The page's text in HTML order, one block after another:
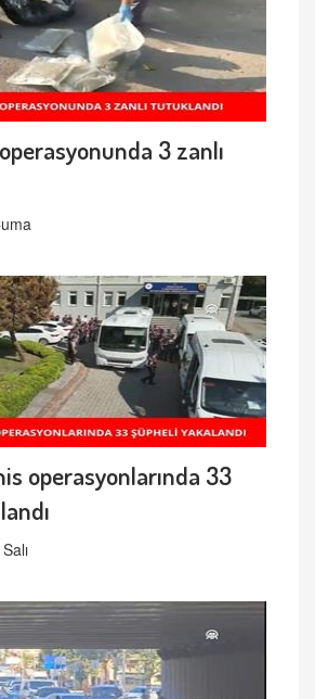
3 zanlı
operasyonlarında 33